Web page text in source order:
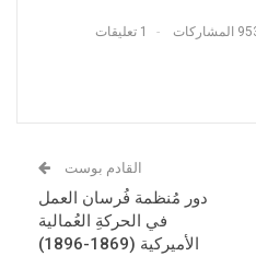
المشاركات 1 تعليقات
القادم بوست
دور مُنظمة فُرسان العمل
في الحركةِ العُمالية
الأميركية (1869-1896)